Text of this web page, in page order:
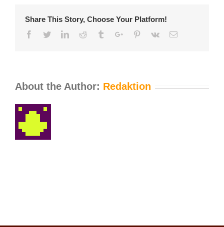
Share This Story, Choose Your Platform!
Facebook
TwitterLinkedinReddit TumblrGoogle+Pinterest
Vk Email
About the Author: Redaktion